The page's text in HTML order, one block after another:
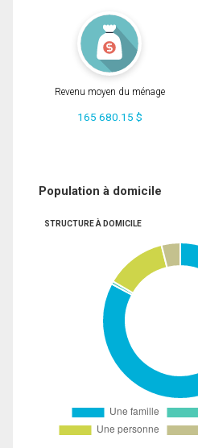
Revenu moyen du ménage
165 680.15 $
Population à domicile
STRUCTURE À DOMICILE